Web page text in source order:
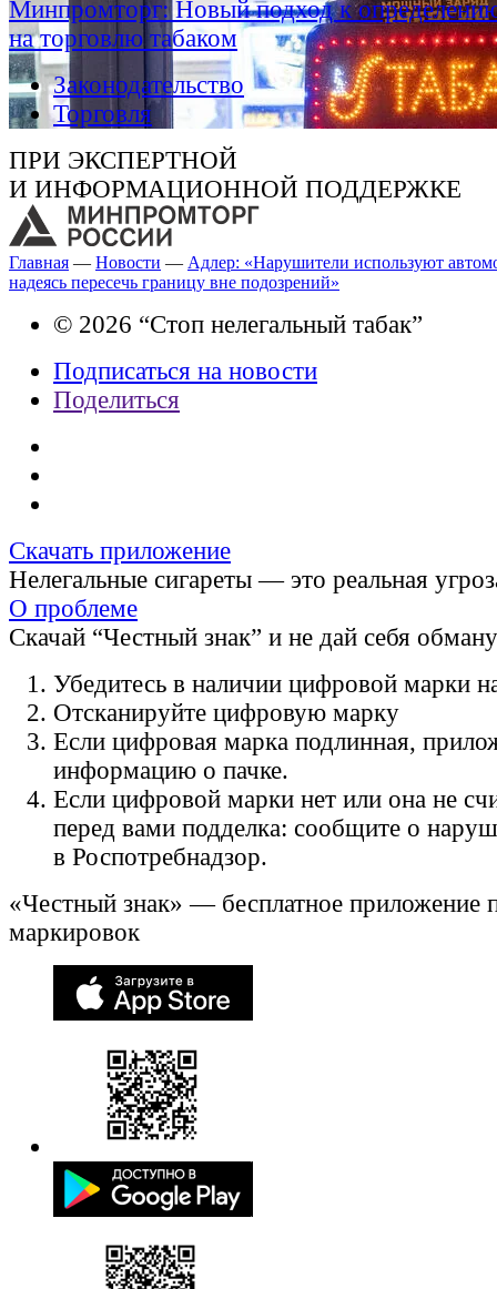
Минпромторг: Новый подход к
на торговлю табаком
Законодательство
Торговля
ПРИ ЭКСПЕРТНОЙ
И ИНФОРМАЦИОННОЙ ПОДДЕРЖКЕ
Главная — Новости — Адлер: «Нарушители используют
надеясь пересечь границу вне подозрений»
© 2026 “Стоп нелегальный табак”
Подписаться на новости
Поделиться
Скачать приложение
Нелегальные сигареты — это реальная
О проблеме
Скачай “Честный знак” и не дай себя
Убедитесь в наличии цифровой марки
Отсканируйте цифровую марку
Если цифровая марка подлинная,
информацию о пачке.
Если цифровой марки нет или она не
перед вами подделка: сообщите о
в Роспотребнадзор.
«Честный знак» — бесплатное приложение
маркировок